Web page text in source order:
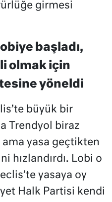
girmesi
başladı,
olmak için
yöneldi
büyük bir
Trendyol biraz
ama yasa geçtikten
hızlandırdı. Lobi o
yasaya oy
Halk Partisi kendi